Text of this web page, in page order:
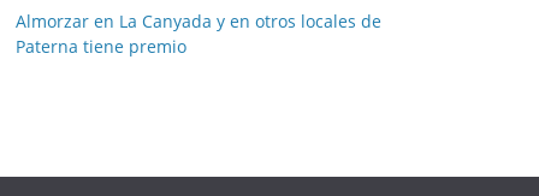
Almorzar en La Canyada y en otros locales de
Paterna tiene premio